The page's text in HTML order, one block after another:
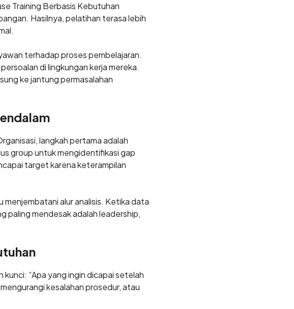
Training Berbasis Kebutuhan
Hasilnya, pelatihan terasa lebih
terhadap proses pembelajaran.
di lingkungan kerja mereka.
ke jantung permasalahan
langkah pertama adalah
group untuk mengidentifikasi gap
target karena keterampilan
menjembatani alur analisis. Ketika data
paling mendesak adalah leadership,
“Apa yang ingin dicapai setelah
kesalahan prosedur, atau